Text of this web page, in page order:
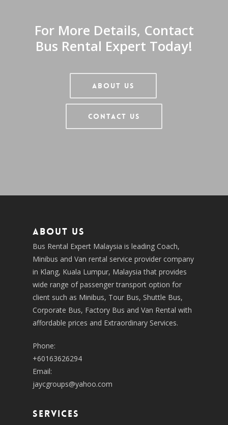
For More Details, Contact
Bus Rental Expert Today!
About Us
Contact Us
About us
Bus Rental Expert Malaysia is leading Coach,
Minibus and Van rental service provider company
in Klang, Kuala Lumpur, Malaysia that provides
wide range of passenger transport option for
client such as Minibus, Tour Bus, Shuttle Bus,
Corporate Bus, Factory Bus and Van Rental with
affordable prices and Extraordinary Services.
Phone:
+60163626294
Email:
jaycgroups@yahoo.com
SERVICES